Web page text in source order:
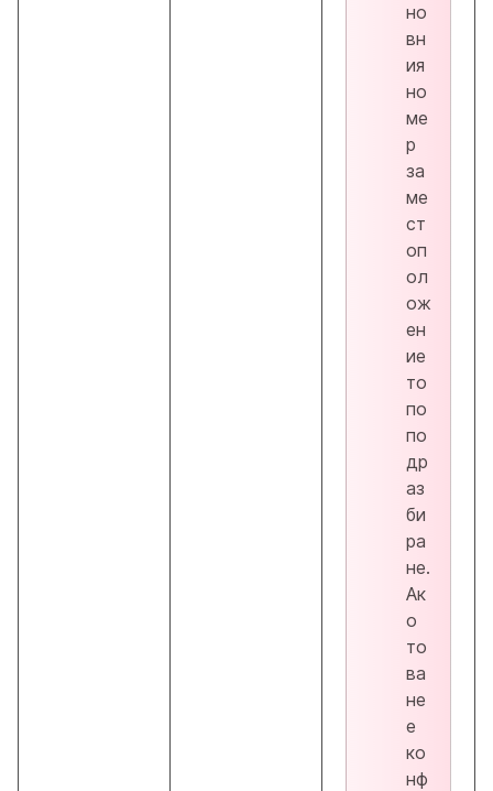
но
вн
ия
но
ме
р
за
ме
ст
оп
ол
ож
ен
ие
то
по
по
др
аз
би
ра
не.
Ак
о
то
ва
не
е
ко
нф